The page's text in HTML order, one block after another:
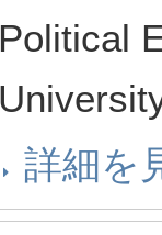
Political
詳細を